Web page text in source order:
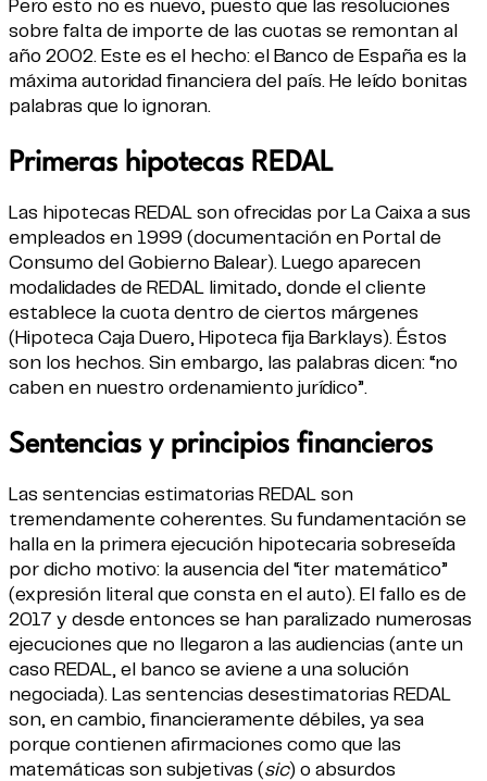
Pero esto no es nuevo, puesto que las resoluciones
sobre falta de importe de las cuotas se remontan al
año 2002. Este es el hecho: el Banco de España es la
máxima autoridad financiera del país. He leído bonitas
palabras que lo ignoran.
Primeras hipotecas REDAL
Las hipotecas REDAL son ofrecidas por La Caixa a sus
empleados en 1999 (documentación en Portal de
Consumo del Gobierno Balear). Luego aparecen
modalidades de REDAL limitado, donde el cliente
establece la cuota dentro de ciertos márgenes
(Hipoteca Caja Duero, Hipoteca fija Barklays). Éstos
son los hechos. Sin embargo, las palabras dicen: “no
caben en nuestro ordenamiento jurídico”.
Sentencias y principios financieros
Las sentencias estimatorias REDAL son
tremendamente coherentes. Su fundamentación se
halla en la primera ejecución hipotecaria sobreseída
por dicho motivo: la ausencia del “iter matemático”
(expresión literal que consta en el auto). El fallo es de
2017 y desde entonces se han paralizado numerosas
ejecuciones que no llegaron a las audiencias (ante un
caso REDAL, el banco se aviene a una solución
negociada). Las sentencias desestimatorias REDAL
son, en cambio, financieramente débiles, ya sea
porque contienen afirmaciones como que las
matemáticas son subjetivas (sic) o absurdos